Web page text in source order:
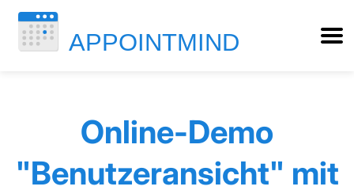
Online-Demo
"Benutzeransicht" mit